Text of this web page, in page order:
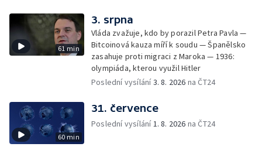
61 min
3. srpna
Vláda zvažuje, kdo by porazil Petra Pavla —
Bitcoinová kauza míří k soudu — Španělsko
zasahuje proti migraci z Maroka — 1936:
olympiáda, kterou využil Hitler
Poslední vysílání3. 8. 2026 na ČT24
60 min
31. července
Poslední vysílání1. 8. 2026 na ČT24